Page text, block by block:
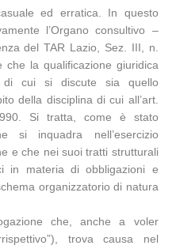
ed erratica. In questo
l’Organo consultivo –
del TAR Lazio, Sez. III, n.
che la qualificazione giuridica
di cui si discute sia quello
della disciplina di cui all’art.
Si tratta, come è stato
si inquadra nell’esercizio
e che nei suoi tratti strutturali
in materia di obbligazioni e
organizzatorio di natura
che, anche a voler
trova causa nel